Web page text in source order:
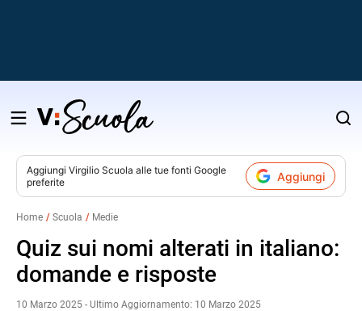
Salta
contenuto
Aggiungi Virgilio Scuola alle tue fonti Google
preferite
Aggiungi
Home Scuola Medie
Quiz sui nomi alterati in italiano:
domande e risposte
10 Marzo 2025 - Ultimo Aggiornamento: 10 Marzo 2025